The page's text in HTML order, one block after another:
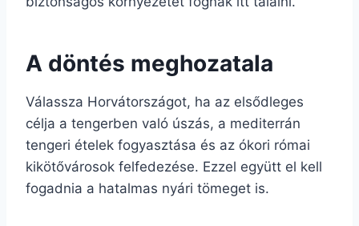
A döntés meghozatala
Válassza Horvátországot, ha az elsődleges
célja a tengerben való úszás, a mediterrán
tengeri ételek fogyasztása és az ókori római
kikötővárosok felfedezése. Ezzel együtt el kell
fogadnia a hatalmas nyári tömeget is.